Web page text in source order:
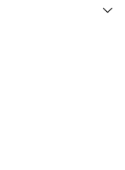
1000858183